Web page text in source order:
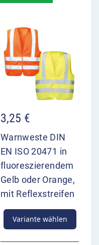
3,25 €
Warnweste DIN
EN ISO 20471 in
fluoreszierendem
Gelb oder Orange,
mit Reflexstreifen
Variante wählen